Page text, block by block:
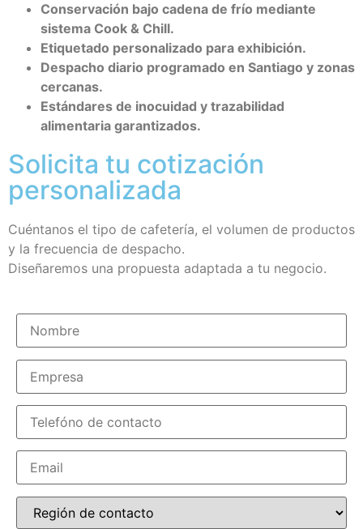
Conservación bajo cadena de frío mediante
sistema Cook & Chill.
Etiquetado personalizado para exhibición.
Despacho diario programado en Santiago y zonas
cercanas.
Estándares de inocuidad y trazabilidad
alimentaria garantizados.
Solicita tu cotización
personalizada
Cuéntanos el tipo de cafetería, el volumen de productos
y la frecuencia de despacho.
Diseñaremos una propuesta adaptada a tu negocio.